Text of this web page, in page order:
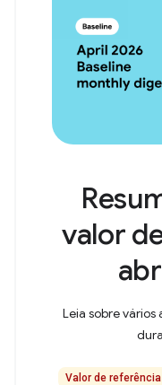
valor
Leia sobre
Valor de referência